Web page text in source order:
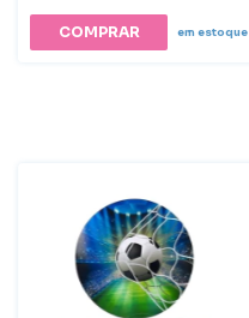
COMPRAR em estoque